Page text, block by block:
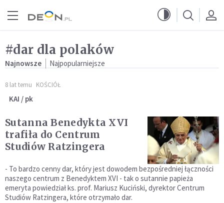
#dar dla polaków
Najnowsze Najpopularniejsze
8 lat temu KOŚCIÓŁ
KAI / pk
Sutanna Benedykta XVI
trafiła do Centrum
Studiów Ratzingera
- To bardzo cenny dar, który jest dowodem bezpośredniej łączności
naszego centrum z Benedyktem XVI - tak o sutannie papieża
emeryta powiedział ks. prof. Mariusz Kuciński, dyrektor Centrum
Studiów Ratzingera, które otrzymało dar.